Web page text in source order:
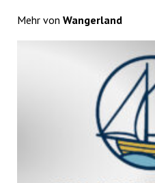
Mehr von Wangerland